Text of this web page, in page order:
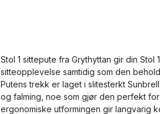
Stol 1 sittepute fra Grythyttan gir din Stol
sitteopplevelse samtidig som den
Putens trekk er laget i slitesterkt
og falming, noe som gjør den perfekt
ergonomiske utformingen gir langvarig